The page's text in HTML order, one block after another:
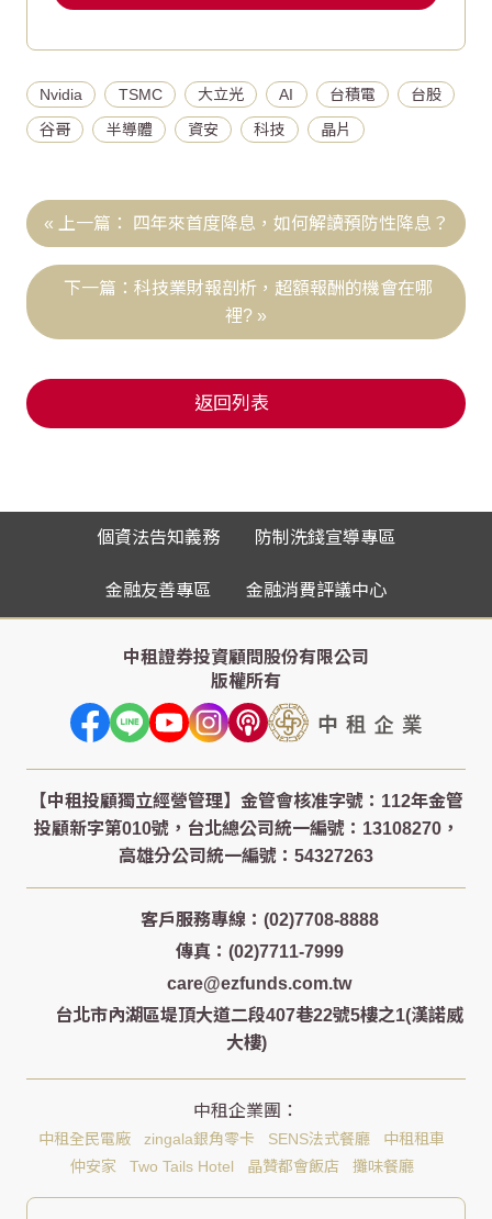
Nvidia TSMC 大立光 AI 台積電 台股
谷哥 半導體 資安 科技 晶片
四年來首度降息，如何解讀預防性降息？
科技業財報剖析，超額報酬的機會在哪
裡?
返回列表
個資法告知義務 防制洗錢宣導專區
金融友善專區 金融消費評議中心
中租證券投資顧問股份有限公司
版權所有
客戶服務專線：(02)7708-8888
傳真：(02)7711-7999
care@ezfunds.com.tw
台北市內湖區堤頂大道二段407巷22號5樓之1(漢諾威
大樓)
中租全民電廠 zingala銀角零卡 SENS法式餐廳
中租租車
仲安家
Two Tails Hotel 晶贊都會飯店 攤味餐廳